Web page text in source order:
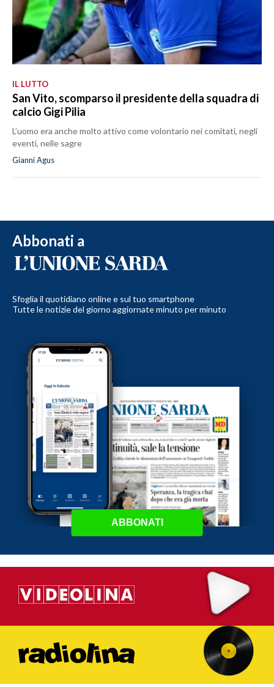
IL LUTTO
San Vito, scomparso il presidente della squadra di
calcio Gigi Pilia
L’uomo era anche molto attivo come volontario nei comitati, negli
eventi, nelle sagre
Gianni Agus
Abbonati a
Sfoglia il quotidiano online e sul tuo smartphone
Tutte le notizie del giorno aggiornate minuto per minuto
ABBONATI